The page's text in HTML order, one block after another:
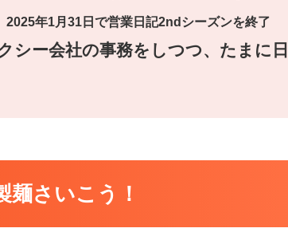
2025年1月31日で営業日記2ndシーズンを終了
シー会社の事務をしつつ、たまに
麺さいこう！